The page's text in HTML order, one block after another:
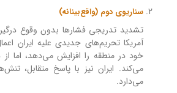
سناریوی دوم (واقع‌بینانه)
تشدید تدریجی فشارها بدون وقوع
آمریکا تحریم‌های جدیدی علیه ایران
خود در منطقه را افزایش می‌دهد، اما
می‌کند. ایران نیز با پاسخ متقابل،
می‌دارد.